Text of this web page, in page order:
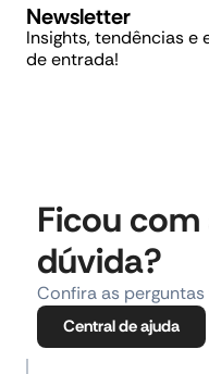
Newsletter
Insights, tendências e
de entrada!
Ficou
dúvida?
Confira as
Central de ajuda